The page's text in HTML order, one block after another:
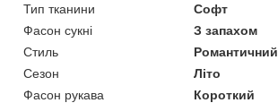
Тип тканини
Софт
Фасон сукні
З запахом
Стиль
Романтичний
Сезон
Літо
Фасон рукава
Короткий